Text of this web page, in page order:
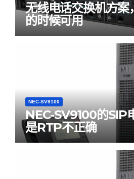
无线电话交换机方案
的时候可用
NEC-SV9100
NEC-SV9100的SIP
是RTP不正确